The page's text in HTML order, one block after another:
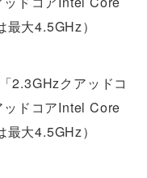
大4.5GHz）
2.3GHzクアッドコ
ドコアIntel Core
大4.5GHz）